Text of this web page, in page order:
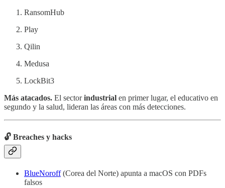
RansomHub
Play
Qilin
Medusa
LockBit3
Más atacados. El sectorindustrial en primer lugar, el educativo en
segundo y la salud, lideran las áreas con más detecciones.
🔓 Breaches y hacks
BlueNoroff(Corea del Norte) apunta a macOS con PDFs
falsos